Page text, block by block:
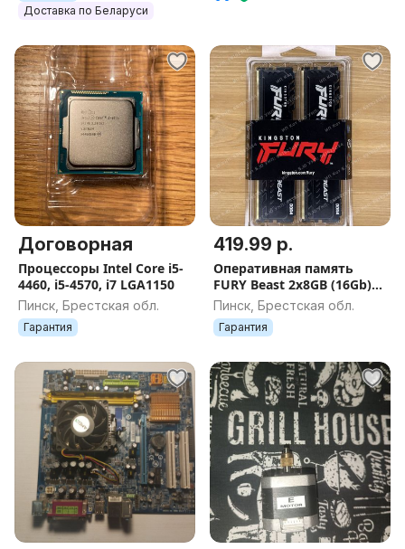
Доставка по Беларуси
Договорная
Процессоры Intel Core i5-
4460, i5-4570, i7 LGA1150
Пинск, Брестская обл.
Гарантия
419.99 р.
Оперативная память
FURY Beast 2x8GB (16Gb)
DDR4 3200МГц
Пинск, Брестская обл.
Гарантия